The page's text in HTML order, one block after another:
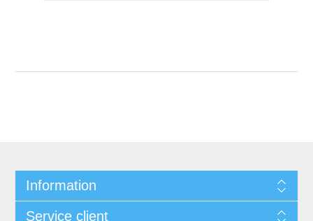
Information
Service client